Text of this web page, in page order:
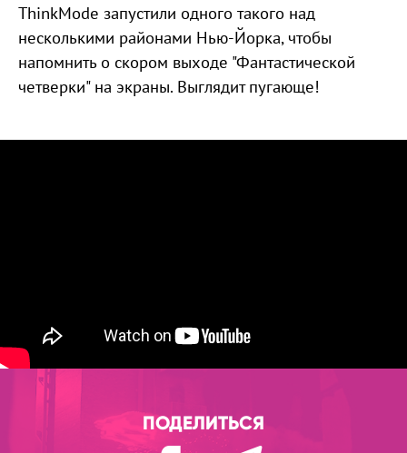
ThinkMode запустили одного такого над
несколькими районами Нью-Йорка, чтобы
напомнить о скором выходе "Фантастической
четверки" на экраны. Выглядит пугающе!
ПОДЕЛИТЬСЯ